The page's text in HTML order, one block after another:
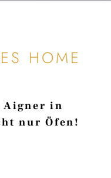
HOME
Aigner in
nur Öfen!